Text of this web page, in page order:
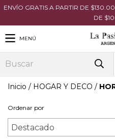
ENVÍO GRATIS A PARTIR DE
DE
MENÚ
Inicio / HOGAR Y DECO /
Ordenar por